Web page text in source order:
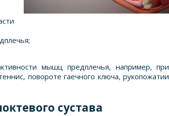
мышц предплечья, например, при
повороте гаечного ключа, рукопожатии
сустава